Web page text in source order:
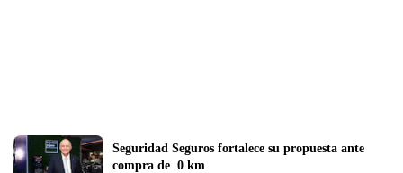
Seguridad Seguros fortalece su propuesta ante
compra de  0 km